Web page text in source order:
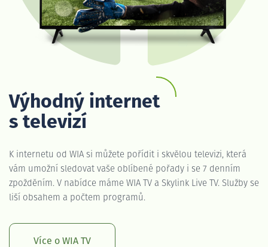
Výhodný internet
s televizí
K internetu od WIA si můžete pořídit i skvělou televizi, která
vám umožní sledovat vaše oblíbené pořady i se 7 denním
zpožděním. V nabídce máme WIA TV a Skylink Live TV. Služby se
liší obsahem a počtem programů.
Více o WIA TV